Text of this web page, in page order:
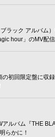
ラック アルバム
hour」のMV配信
初回限定盤に収
ルバム『THE
らかに！